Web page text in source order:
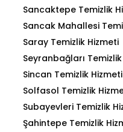
Sancaktepe Temizlik
Sancak Mahallesi
Saray Temizlik Hizmeti
Seyranbağları
Sincan Temizlik Hizmeti
Solfasol Temizlik
Subayevleri Temizlik
Şahintepe Temizlik